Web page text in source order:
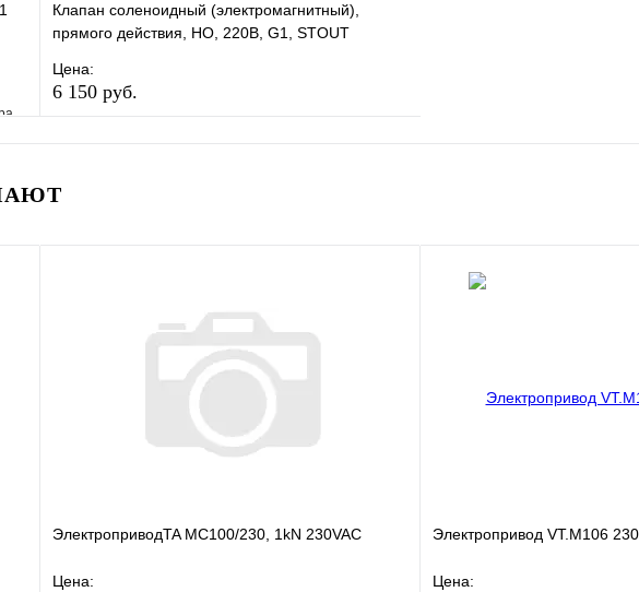
Клапан соленоидный (электромагнитный),
прямого действия, НО, 220В, G1, STOUT
Цена:
6 150 руб.
ЭлектроприводTA MC100/230, 1kN 230VAC
Цена:
Электропривод VT.M106
Цена: